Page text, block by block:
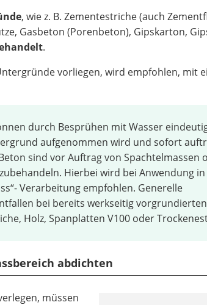
, wie z. B. Zementestriche (auch
Gasbeton (Porenbeton), Gipskarton,
.
vorliegen, wird empfohlen, mit
durch Besprühen mit Wasser
aufgenommen wird und sofort
sind vor Auftrag von Spachtelmassen
Hierbei wird bei Anwendung
Verarbeitung empfohlen. Generelle
bei bereits werkseitig
Holz, Spanplatten V100 oder
abdichten
müssen